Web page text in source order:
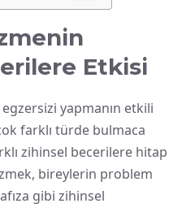
Etkisi
yapmanın etkili
farklı türde bulmaca
zihinsel becerilere hitap
bireylerin problem
gibi zihinsel